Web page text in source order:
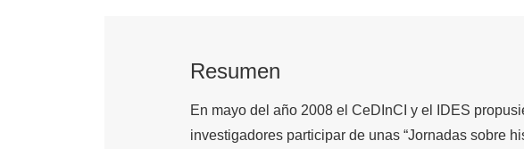
Resumen
En mayo del año 2008 el CeDInCI y el IDES
investigadores participar de unas “Jornadas sobre